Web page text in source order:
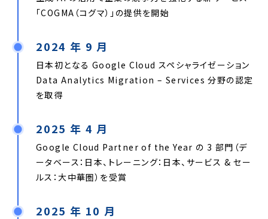
「COGMA（コグマ）」の提供を開始
2024 年 9 月
日本初となる Google Cloud スペシャライゼーション
Data Analytics Migration – Services 分野の認定
を取得
2025 年 4 月
Google Cloud Partner of the Year の 3 部門（デ
ータベース：日本、トレーニング：日本、サービス & セー
ルス：大中華圏）を受賞
2025 年 10 月